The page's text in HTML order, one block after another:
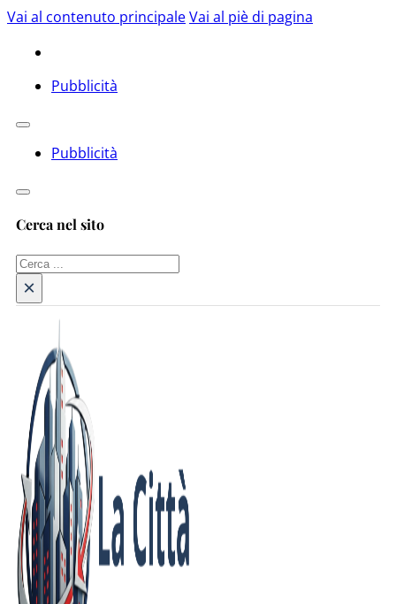
Vai al contenuto principaleVai al piè di pagina
Pubblicità
Pubblicità
Cerca nel sito
Cerca
×